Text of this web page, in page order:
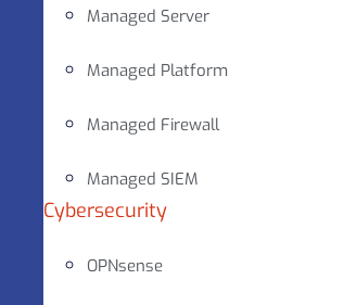
Managed Server
Managed Platform
Managed Firewall
Managed SIEM
Cybersecurity
OPNsense